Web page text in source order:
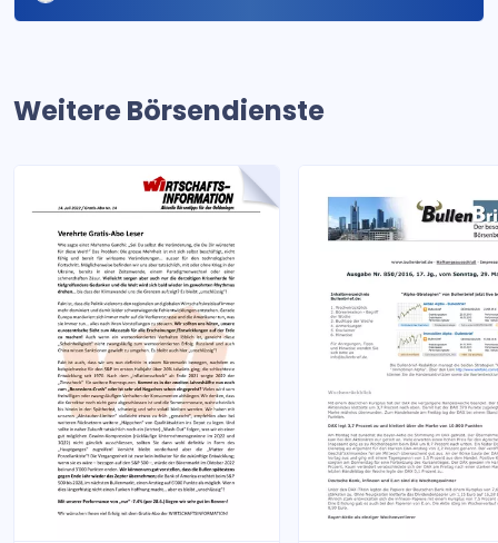
Weitere Börsendienste